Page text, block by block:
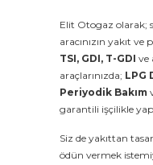
Elit Otogaz olarak;
aracınızın yakıt
TSI, GDI, T-GDI ve
araçlarınızda; LPG
Periyodik Bakım
garantili işçilikle
Siz de yakıttan
ödün vermek